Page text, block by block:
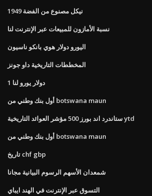
1949 نيكل مصنوع من الفضة
نسبة الأمازون للمبيعات عبر الإنترنت لنا
اليورو دولار هوي بانكو ناسيون
المخططات التاريخية داو جونز
1 دولار يورو لنا
أول بنك وطني من botswana maun
ستاندرد اند بورز 500 مؤشر العوائد التاريخية ytd
أول بنك وطني من botswana maun
تاريخ chf gbp
شمعدان الأسهم الرسوم البيانية مجانا
التسوق عبر الإنترنت في الهند ايباي